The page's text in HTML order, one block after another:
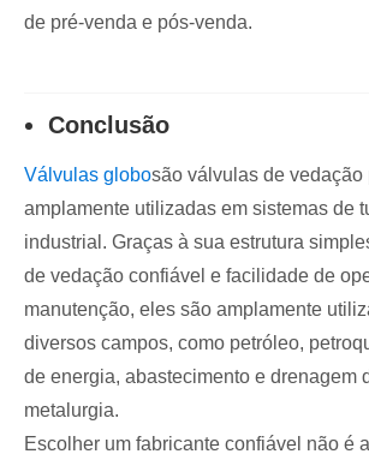
de pré-venda e pós-venda.
Conclusão
Válvulas globosão válvulas de vedação
amplamente utilizadas em sistemas de
industrial. Graças à sua estrutura
de vedação confiável e facilidade de
manutenção, eles são amplamente
diversos campos, como petróleo,
de energia, abastecimento e drenagem
metalurgia.
Escolher um fabricante confiável não é